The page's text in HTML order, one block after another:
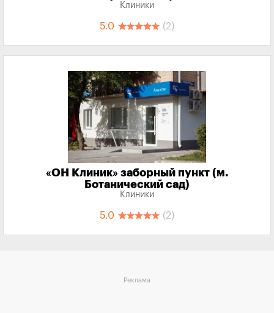
Клиники
5.0 (2)
«‎ОН Клиник» заборный пункт (м.
Ботанический сад)
Клиники
5.0 (2)
Реклама